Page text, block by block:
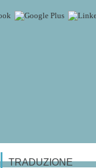
TRADUZIONE